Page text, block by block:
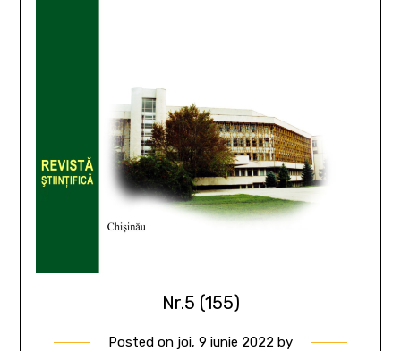
Nr.5 (155)
Posted on joi, 9 iunie 2022 by